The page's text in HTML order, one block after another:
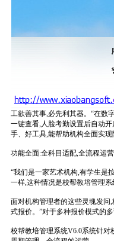
工欲善其事,必先利其器。“在数
一键查看,人脸考勤设置后自动
手、好工具,能帮助机构全面实
功能全面:全科目适配,全流程运营
“我们是一家艺术机构,有学生是
一样,这种情况是校帮教培管理
面对机构管理者的这些灵魂发问
式报价。”对于多种报价模式的
校帮教培管理系统V6.0系统针